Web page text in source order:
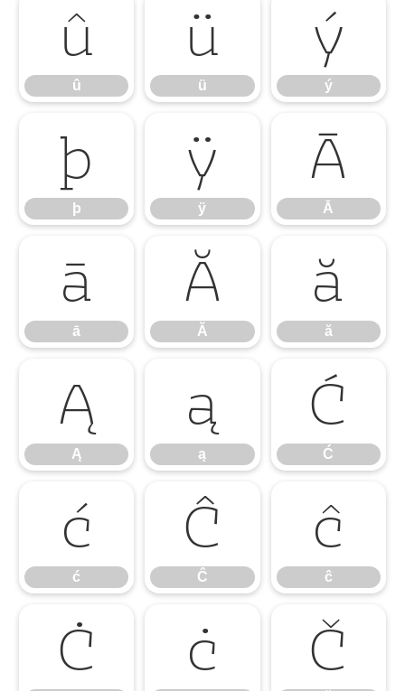
û
û
ü
ü
ý
ý
þ
þ
ÿ
ÿ
Ā
Ā
ā
ā
Ă
Ă
ă
ă
Ą
Ą
ą
ą
Ć
Ć
ć
ć
Ĉ
Ĉ
ĉ
ĉ
Ċ ċ Č